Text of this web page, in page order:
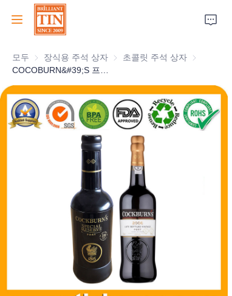
모두 장식용 주석 상자 장식용 주석 상자
초콜릿 주석 상자 초콜릿 주석
집
회사
제품
박람회 2026
소식